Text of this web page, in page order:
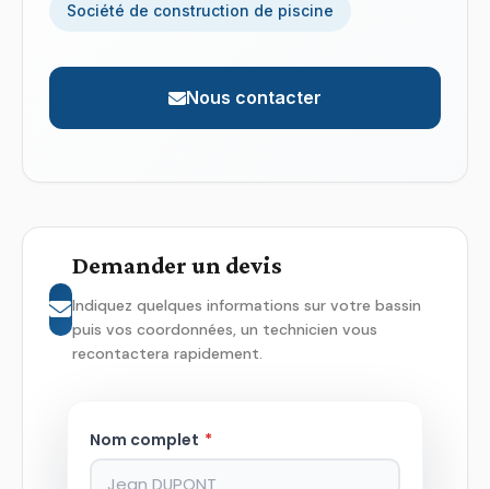
Société de construction de piscine
Nous contacter
Demander un devis
Indiquez quelques informations sur votre bassin
puis vos coordonnées, un technicien vous
recontactera rapidement.
Nom complet *